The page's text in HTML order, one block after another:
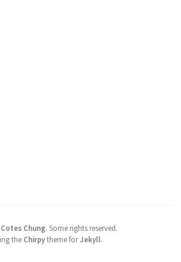
Cotes Chung. Some rights reserved.
the Chirpytheme forJekyll.